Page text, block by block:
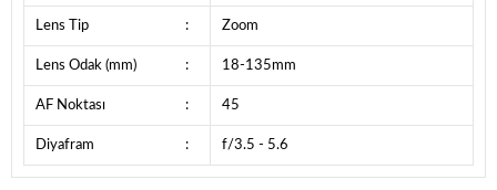
Lens Tip : Zoom
Lens Odak (mm) : 18-135mm
AF Noktası : 45
Diyafram : f/3.5 - 5.6